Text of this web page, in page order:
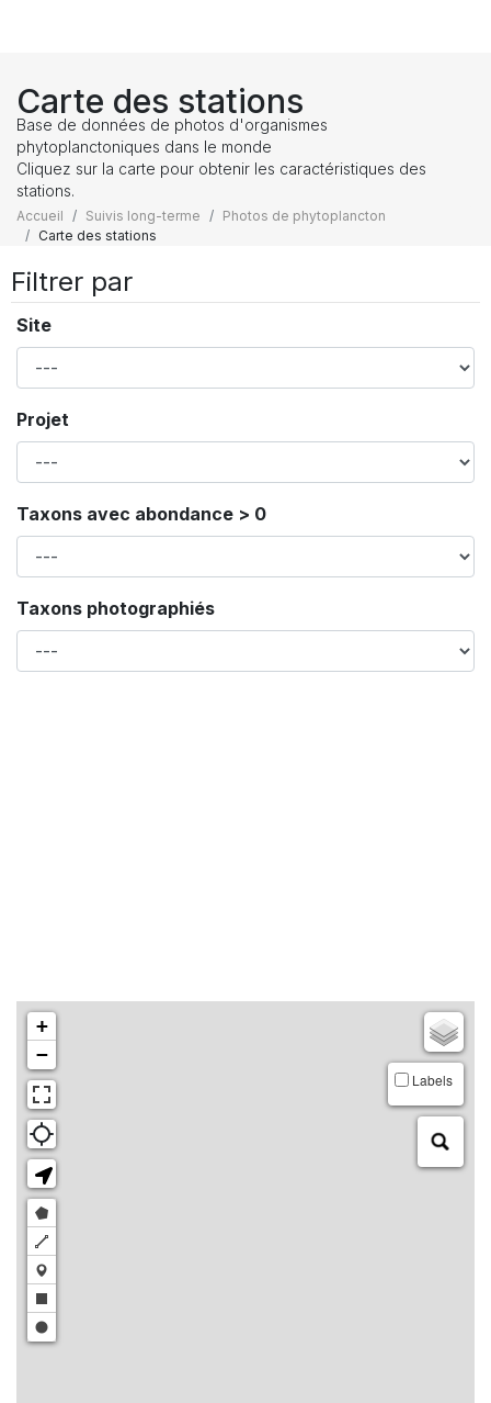
Carte des stations
Base de données de photos d'organismes
phytoplanctoniques dans le monde
Cliquez sur la carte pour obtenir les caractéristiques des
stations.
Accueil Suivis long-terme
Photos de phytoplancton
Carte des stations
Filtrer par
Site
Projet
Taxons avec abondance > 0
Taxons photographiés
+
−
Labels